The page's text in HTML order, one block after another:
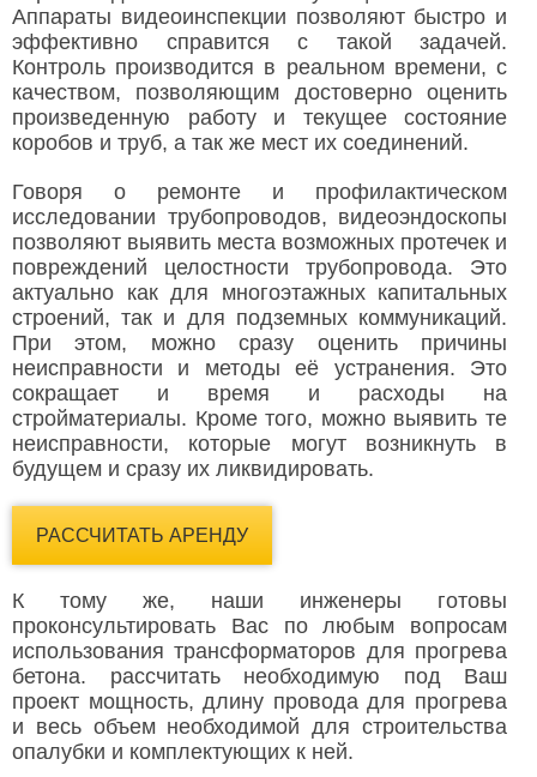
Аппараты видеоинспекции позволяют быстро и
эффективно справится с такой задачей.
Контроль производится в реальном времени, с
качеством, позволяющим достоверно оценить
произведенную работу и текущее состояние
коробов и труб, а так же мест их соединений.
Говоря о ремонте и профилактическом
исследовании трубопроводов, видеоэндоскопы
позволяют выявить места возможных протечек и
повреждений целостности трубопровода. Это
актуально как для многоэтажных капитальных
строений, так и для подземных коммуникаций.
При этом, можно сразу оценить причины
неисправности и методы её устранения. Это
сокращает и время и расходы на
стройматериалы. Кроме того, можно выявить те
неисправности, которые могут возникнуть в
будущем и сразу их ликвидировать.
РАССЧИТАТЬ АРЕНДУ
К тому же, наши инженеры готовы
проконсультировать Вас по любым вопросам
использования трансформаторов для прогрева
бетона. рассчитать необходимую под Ваш
проект мощность, длину провода для прогрева
и весь объем необходимой для строительства
опалубки и комплектующих к ней.